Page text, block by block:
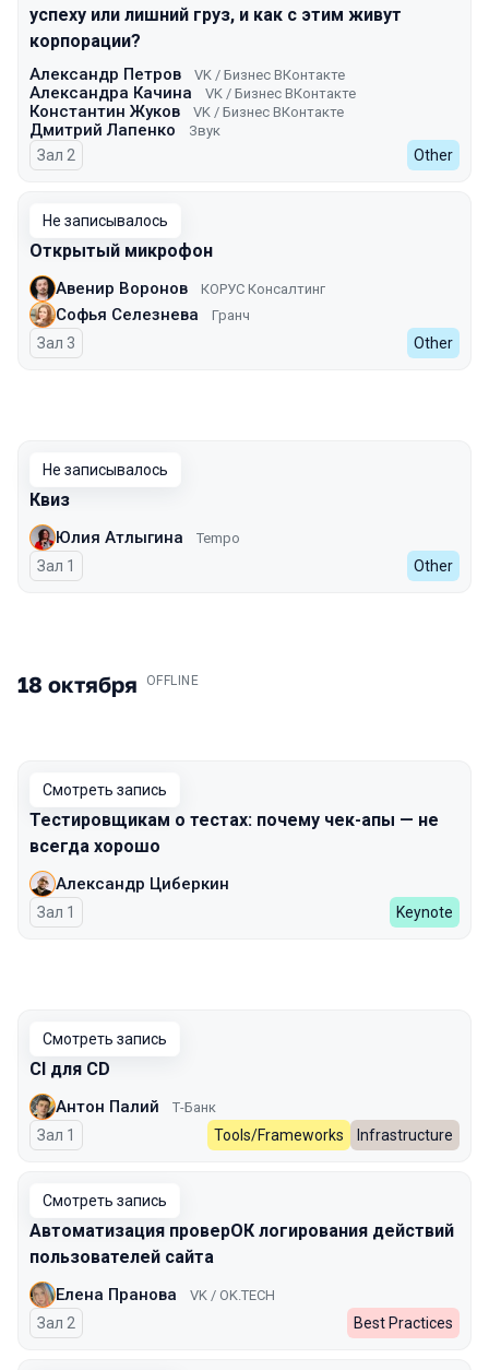
успеху или лишний груз, и как с этим живут
корпорации?
Александр Петров VK / Бизнес ВКонтакте
Александра Качина VK / Бизнес ВКонтакте
Константин Жуков VK / Бизнес ВКонтакте
Дмитрий Лапенко Звук
Зал 2 Other
Не записывалось
Открытый микрофон
Авенир Воронов КОРУС Консалтинг
Софья Селезнева Гранч
Зал 3 Other
Не записывалось
Квиз
Юлия Атлыгина Tempo
Зал 1 Other
18 октября .OFFLINE
Смотреть запись
Тестировщикам о тестах: почему чек-апы — не
всегда хорошо
Александр Циберкин
Зал 1 Keynote
Смотреть запись
CI для CD
Антон Палий Т-Банк
Зал 1 Tools/Frameworks Infrastructure
Смотреть запись
Автоматизация проверОК логирования действий
пользователей сайта
Елена Пранова VK / OK.TECH
Зал 2 Best Practices